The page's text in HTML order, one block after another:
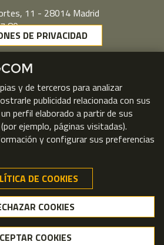
11 - 28014 Madrid
80
© CGCOM 2026
DE PRIVACIDAD
y de terceros para analizar
publicidad relacionada con sus
perfil elaborado a partir de sus
ejemplo, páginas visitadas).
y configurar sus preferencias
DE COOKIES
COOKIES
RECHAZAR COOKIES
COOKIES